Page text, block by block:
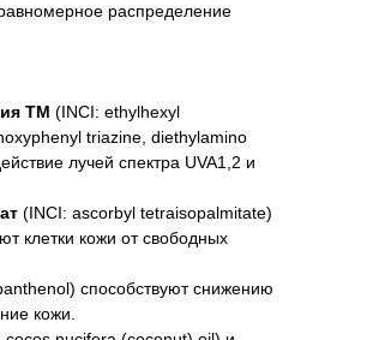
распределение
ТМ (INCI: ethylhexyl
triazine, diethylamino
лучей спектра UVA1,2 и
(INCI: ascorbyl tetraisopalmitate)
клетки кожи от свободных
способствуют снижению
кожи.